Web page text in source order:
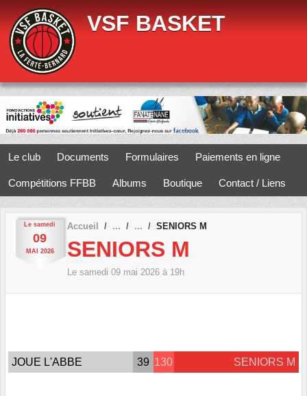
VSF BASKET
Le club Documents Formulaires Paiements en ligne
Compétitions FFBB Albums Boutique Contact / Liens
Le samedi
09
MAI 2026
Accueil SENIORS M
SENIORS M
Le samedi 09 mai 2026 à 19h
JOUE L'ABBE 39 130 SENIORS M
Panneau de gestion des cookies